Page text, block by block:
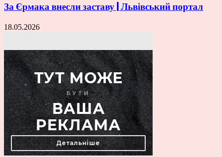
За Єрмака внесли заставу | Львівський портал
18.05.2026